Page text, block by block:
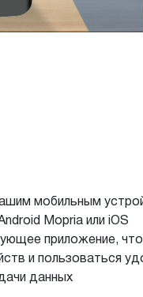
мобильным
Mopria или iOS
приложение,
и пользоваться
данных